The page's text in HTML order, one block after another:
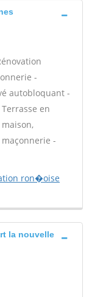
-
autobloquant -
en
-
ron�oise
la nouvelle